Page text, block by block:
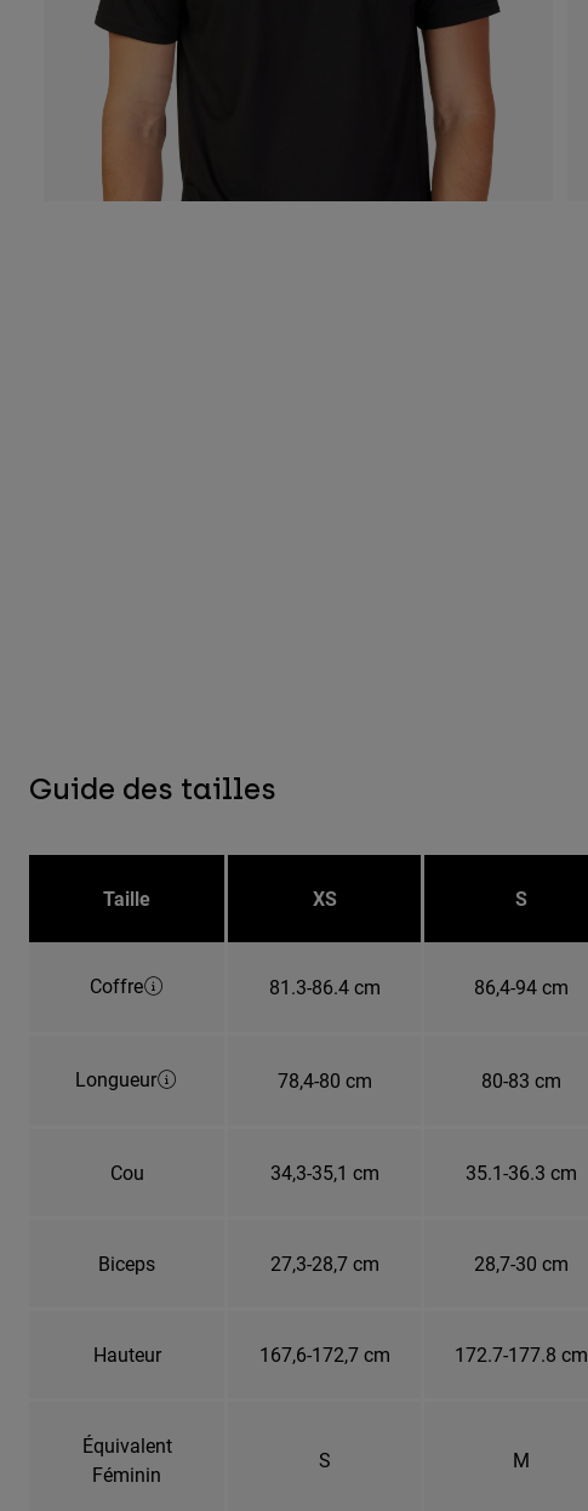
Guide des tailles
Taille XS S
Coffre 81.3-86.4 cm 86,4-94 cm
Longueur 78,4-80 cm 80-83 cm
Cou 34,3-35,1 cm 35.1-36.3 cm
Biceps 27,3-28,7 cm 28,7-30 cm
Hauteur 167,6-172,7 cm 172.7-177.8 cm
Équivalent
Féminin
S M